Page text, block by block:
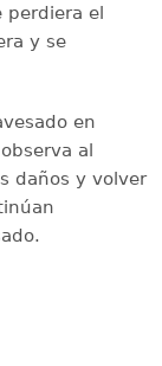
perdiera el
y se
en
al
daños y volver